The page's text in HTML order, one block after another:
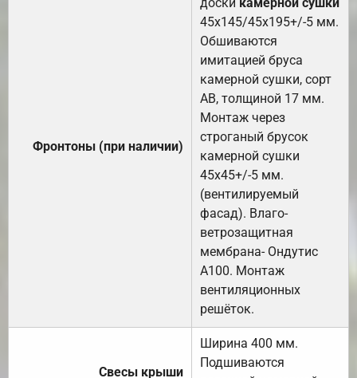
Фронтоны (при наличии)
45х145/45х195+/-5 мм.
Обшиваются
имитацией бруса
камерной сушки, сорт
АВ, толщиной 17 мм.
Монтаж через
строганый брусок
камерной сушки
45х45+/-5 мм.
(вентилируемый
фасад). Влаго-
ветрозащитная
мембрана- Ондутис
А100. Монтаж
вентиляционных
решёток.
Свесы крыши
Ширина 400 мм.
Подшиваются